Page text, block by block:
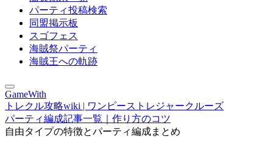
パーティ投稿検索
同盟掲示板
スゴフェス
海賊祭パーティ
海賊王への軌跡
GameWith
トレクル攻略wiki | ワンピーストレジャークルーズ
パーティ編成記事一覧｜作り方のコツ
自由タイプの特徴とパーティ編成まとめ